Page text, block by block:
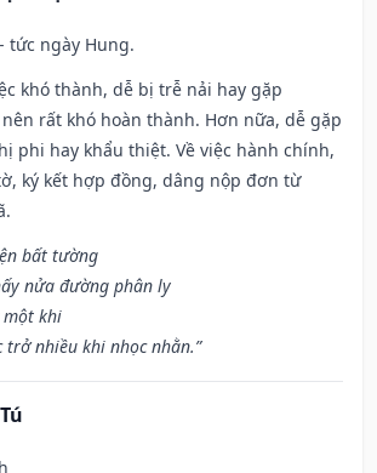
- tức ngày Hung.
khó thành, dễ bị trễ nải hay gặp
rất khó hoàn thành. Hơn nữa, dễ gặp
phi hay khẩu thiệt. Về việc hành chính,
ký kết hợp đồng, dâng nộp đơn từ
bất tường
nửa đường phân ly
khi
nhiều khi nhọc nhằn.”